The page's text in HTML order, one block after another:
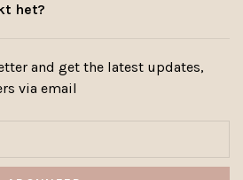
het?
and get the latest updates,
via email